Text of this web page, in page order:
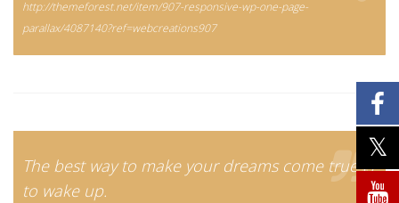
http://themeforest.net/item/907-responsive-wp-one-page-
parallax/4087140?ref=webcreations907
The best way to make your dreams come true is
to wake up.